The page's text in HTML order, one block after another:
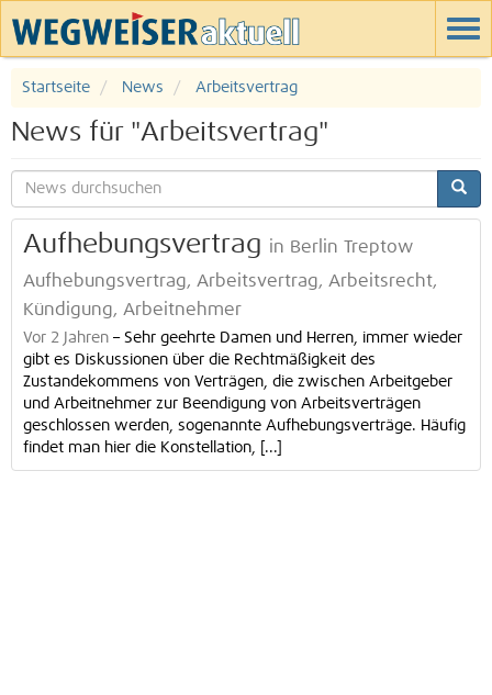
Startseite News Arbeitsvertrag
News für "Arbeitsvertrag"
Aufhebungsvertrag in Berlin Treptow
Aufhebungsvertrag, Arbeitsvertrag, Arbeitsrecht,
Kündigung, Arbeitnehmer
Vor 2 Jahren – Sehr geehrte Damen und Herren, immer wieder
gibt es Diskussionen über die Rechtmäßigkeit des
Zustandekommens von Verträgen, die zwischen Arbeitgeber
und Arbeitnehmer zur Beendigung von Arbeitsverträgen
geschlossen werden, sogenannte Aufhebungsverträge. Häufig
findet man hier die Konstellation, [...]